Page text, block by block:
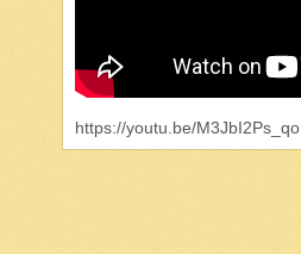
https://youtu.be/M3JbI2Ps_qo